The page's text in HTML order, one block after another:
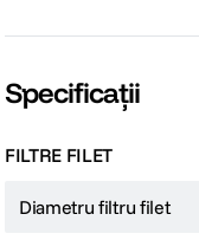
Specificații
FILTRE FILET
Diametru filtru filet